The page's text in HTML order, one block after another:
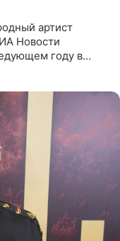
артист
Новости
году в